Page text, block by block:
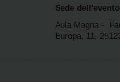
Sede dell'evento
Aula Magna -
Europa, 11,